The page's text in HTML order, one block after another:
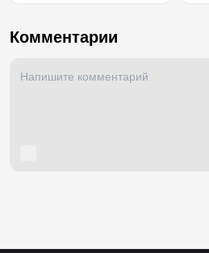
Комментарии